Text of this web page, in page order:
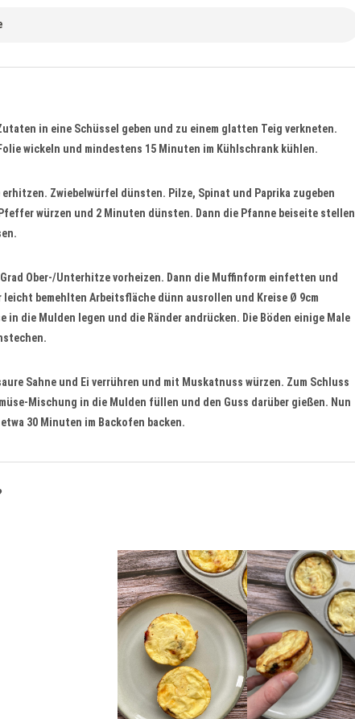
in eine Schüssel geben und zu einem glatten Teig verkneten.
wickeln und mindestens 15 Minuten im Kühlschrank kühlen.
erhitzen. Zwiebelwürfel dünsten. Pilze, Spinat und Paprika zugeben
würzen und 2 Minuten dünsten. Dann die Pfanne beiseite stellen
Ober-/Unterhitze vorheizen. Dann die Muffinform einfetten und
leicht bemehlten Arbeitsfläche dünn ausrollen und Kreise Ø 9cm
in die Mulden legen und die Ränder andrücken. Die Böden einige Male
Sahne und Ei verrühren und mit Muskatnuss würzen. Zum Schluss
Mischung in die Mulden füllen und den Guss darüber gießen. Nun
30 Minuten im Backofen backen.